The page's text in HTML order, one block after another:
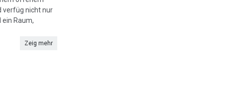
verfüg nicht nur
Raum,
Zeig mehr